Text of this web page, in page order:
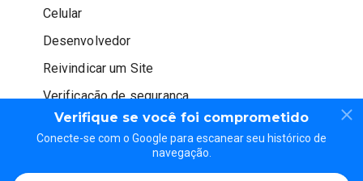
Verifique se você foi comprometido
Conecte-se com o Google para escanear seu histórico de
navegação.
Celular
Desenvolvedor
Reivindicar um Site
Verificação de segurança